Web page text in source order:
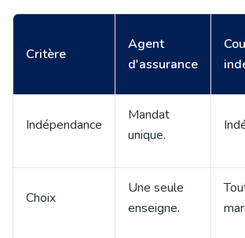
Critère
Agent
d'assurance
Indépendance
Mandat
unique.
Choix
Une seule
enseigne.